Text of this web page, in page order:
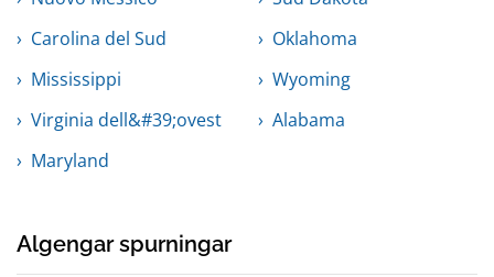
Carolina del Sud
Oklahoma
Mississippi
Wyoming
Virginia dell&#39;ovest
Alabama
Maryland
Algengar spurningar